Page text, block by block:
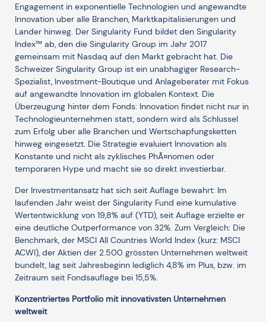
Engagement in exponentielle Technologien und angewandte
Innovation uber alle Branchen, Marktkapitalisierungen und
Lander hinweg. Der Singularity Fund bildet den Singularity
Index™ ab, den die Singularity Group im Jahr 2017
gemeinsam mit Nasdaq auf den Markt gebracht hat. Die
Schweizer Singularity Group ist ein unabhagiger Research-
Spezialist, Investment-Boutique und Anlageberater mit Fokus
auf angewandte Innovation im globalen Kontext. Die
Überzeugung hinter dem Fonds: Innovation findet nicht nur in
Technologieunternehmen statt, sondern wird als Schlussel
zum Erfolg uber alle Branchen und Wertschapfungsketten
hinweg eingesetzt. Die Strategie evaluiert Innovation als
Konstante und nicht als zyklisches PhÃ¤nomen oder
temporaren Hype und macht sie so direkt investierbar.
Der Investmentansatz hat sich seit Auflage bewahrt: Im
laufenden Jahr weist der Singularity Fund eine kumulative
Wertentwicklung von 19,8% auf (YTD), seit Auflage erzielte er
eine deutliche Outperformance von 32%. Zum Vergleich: Die
Benchmark, der MSCI All Countries World Index (kurz: MSCI
ACWI), der Aktien der 2.500 grössten Unternehmen weltweit
bundelt, lag seit Jahresbeginn lediglich 4,8% im Plus, bzw. im
Zeitraum seit Fondsauflage bei 15,5%.
Konzentriertes Portfolio mit innovativsten Unternehmen
weltweit